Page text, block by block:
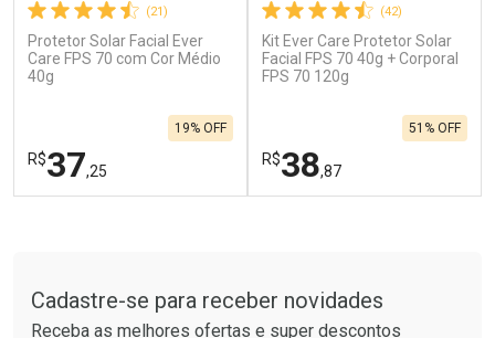
Ativar Desconto
Por R$ 664,02/cada
Comprar sem Desconto
Ativar Desconto
Comprar sem Desconto
(21)
Protetor Solar Facial Ever
Care FPS 70 com Cor Médio
40g
R$37,25
19% OFF
Laboratório
Por Menos
(42)
Kit Ever Care Protetor Solar
Facial FPS 70 40g + Corporal
FPS 70 120g
R$38,87
51% OFF
Laboratório
Por Menos
Cadastre-se para receber novidades
Receba as melhores ofertas e super descontos